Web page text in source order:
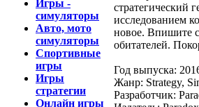
Игры -
симуляторы
Авто, мото
симуляторы
Спортивные
игры
Игры
стратегии
Онлайн игры
стратегический
исследованием
новое. Впишите
обитателей.
Год выпуска:
Жанр: Strategy,
Разработчик: